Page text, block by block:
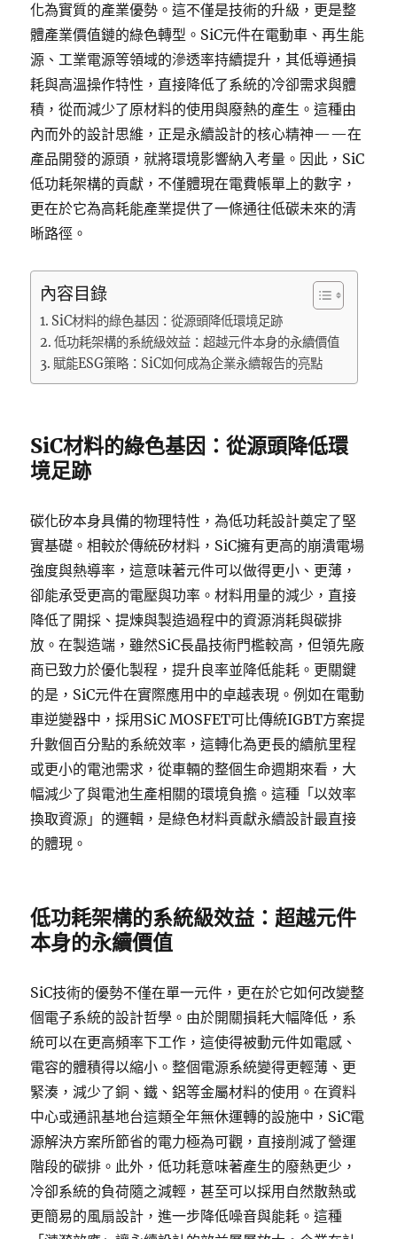
化為實質的產業優勢。這不僅是技術的升級，更是整
體產業價值鏈的綠色轉型。SiC元件在電動車、再生能
源、工業電源等領域的滲透率持續提升，其低導通損
耗與高溫操作特性，直接降低了系統的冷卻需求與體
積，從而減少了原材料的使用與廢熱的產生。這種由
內而外的設計思維，正是永續設計的核心精神——在
產品開發的源頭，就將環境影響納入考量。因此，SiC
低功耗架構的貢獻，不僅體現在電費帳單上的數字，
更在於它為高耗能產業提供了一條通往低碳未來的清
晰路徑。
內容目錄
SiC材料的綠色基因：從源頭降低環境足跡
低功耗架構的系統級效益：超越元件本身的永續價值
賦能ESG策略：SiC如何成為企業永續報告的亮點
SiC材料的綠色基因：從源頭降低環
境足跡
碳化矽本身具備的物理特性，為低功耗設計奠定了堅
實基礎。相較於傳統矽材料，SiC擁有更高的崩潰電場
強度與熱導率，這意味著元件可以做得更小、更薄，
卻能承受更高的電壓與功率。材料用量的減少，直接
降低了開採、提煉與製造過程中的資源消耗與碳排
放。在製造端，雖然SiC長晶技術門檻較高，但領先廠
商已致力於優化製程，提升良率並降低能耗。更關鍵
的是，SiC元件在實際應用中的卓越表現。例如在電動
車逆變器中，採用SiC MOSFET可比傳統IGBT方案提
升數個百分點的系統效率，這轉化為更長的續航里程
或更小的電池需求，從車輛的整個生命週期來看，大
幅減少了與電池生產相關的環境負擔。這種「以效率
換取資源」的邏輯，是綠色材料貢獻永續設計最直接
的體現。
低功耗架構的系統級效益：超越元件
本身的永續價值
SiC技術的優勢不僅在單一元件，更在於它如何改變整
個電子系統的設計哲學。由於開關損耗大幅降低，系
統可以在更高頻率下工作，這使得被動元件如電感、
電容的體積得以縮小。整個電源系統變得更輕薄、更
緊湊，減少了銅、鐵、鋁等金屬材料的使用。在資料
中心或通訊基地台這類全年無休運轉的設施中，SiC電
源解決方案所節省的電力極為可觀，直接削減了營運
階段的碳排。此外，低功耗意味著產生的廢熱更少，
冷卻系統的負荷隨之減輕，甚至可以採用自然散熱或
更簡易的風扇設計，進一步降低噪音與能耗。這種